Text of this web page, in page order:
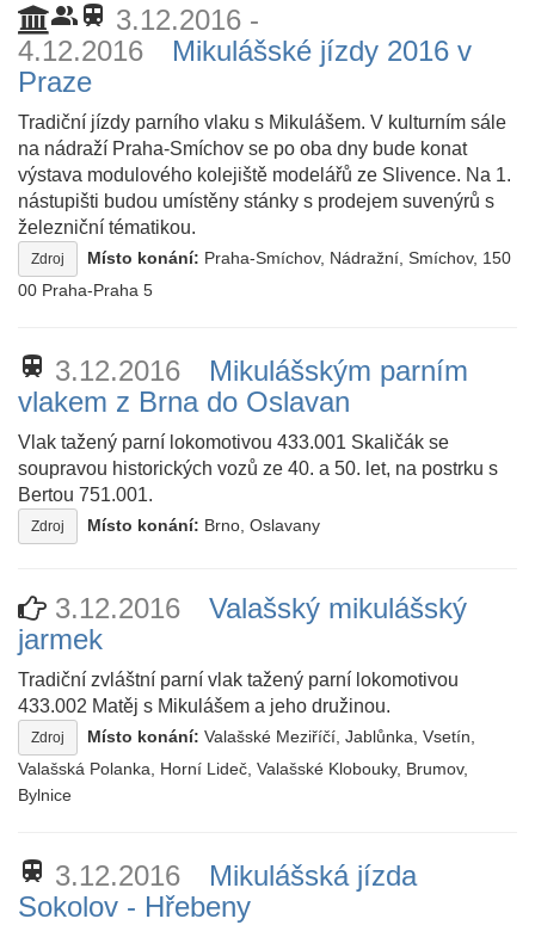
people_alt train 3.12.2016 -
4.12.2016
Mikulášské jízdy 2016 v
Praze
Tradiční jízdy parního vlaku s Mikulášem. V kulturním sále
na nádraží Praha-Smíchov se po oba dny bude konat
výstava modulového kolejiště modelářů ze Slivence. Na 1.
nástupišti budou umístěny stánky s prodejem suvenýrů s
železniční tématikou.
Zdroj Místo konání: Praha-Smíchov, Nádražní, Smíchov, 150
00 Praha-Praha 5
train 3.12.2016
Mikulášským parním
vlakem z Brna do Oslavan
Vlak tažený parní lokomotivou 433.001 Skaličák se
soupravou historických vozů ze 40. a 50. let, na postrku s
Bertou 751.001.
Zdroj Místo konání: Brno, Oslavany
3.12.2016
Valašský mikulášský
jarmek
Tradiční zvláštní parní vlak tažený parní lokomotivou
433.002 Matěj s Mikulášem a jeho družinou.
Zdroj Místo konání: Valašské Meziříčí, Jablůnka, Vsetín,
Valašská Polanka, Horní Lideč, Valašské Klobouky, Brumov,
Bylnice
train 3.12.2016
Mikulášská jízda
Sokolov - Hřebeny